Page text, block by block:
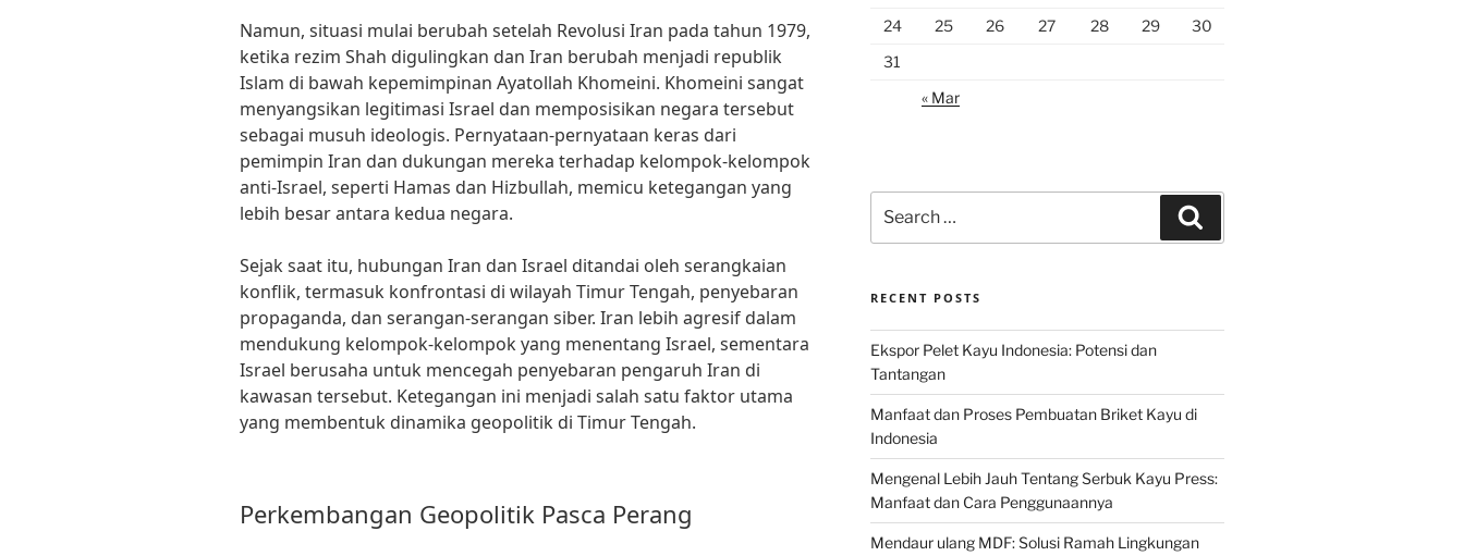
Namun, situasi mulai berubah setelah Revolusi Iran pada tahun 1979,
ketika rezim Shah digulingkan dan Iran berubah menjadi republik
Islam di bawah kepemimpinan Ayatollah Khomeini. Khomeini sangat
menyangsikan legitimasi Israel dan memposisikan negara tersebut
sebagai musuh ideologis. Pernyataan-pernyataan keras dari
pemimpin Iran dan dukungan mereka terhadap kelompok-kelompok
anti-Israel, seperti Hamas dan Hizbullah, memicu ketegangan yang
lebih besar antara kedua negara.
Sejak saat itu, hubungan Iran dan Israel ditandai oleh serangkaian
konflik, termasuk konfrontasi di wilayah Timur Tengah, penyebaran
propaganda, dan serangan-serangan siber. Iran lebih agresif dalam
mendukung kelompok-kelompok yang menentang Israel, sementara
Israel berusaha untuk mencegah penyebaran pengaruh Iran di
kawasan tersebut. Ketegangan ini menjadi salah satu faktor utama
yang membentuk dinamika geopolitik di Timur Tengah.
Perkembangan Geopolitik Pasca Perang
24
25 26 27 28 29
30
31
« Mar
for:
RECENT POSTS
Ekspor Pelet Kayu Indonesia: Potensi dan
Tantangan
Manfaat dan Proses Pembuatan Briket Kayu di
Indonesia
Mengenal Lebih Jauh Tentang Serbuk Kayu Press:
Manfaat dan Cara Penggunaannya
Mendaur ulang MDF: Solusi Ramah Lingkungan